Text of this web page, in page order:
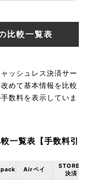
比較一覧表
ッシュレス決済サー
めて基本情報を比較
数料を表示していま
一覧表【手数料引
Airペイ
STORES
決済